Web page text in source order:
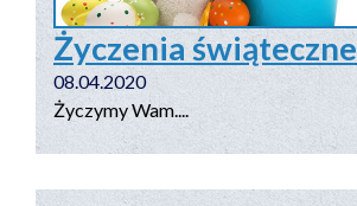
Życzenia świąteczne
08.04.2020
Życzymy Wam....